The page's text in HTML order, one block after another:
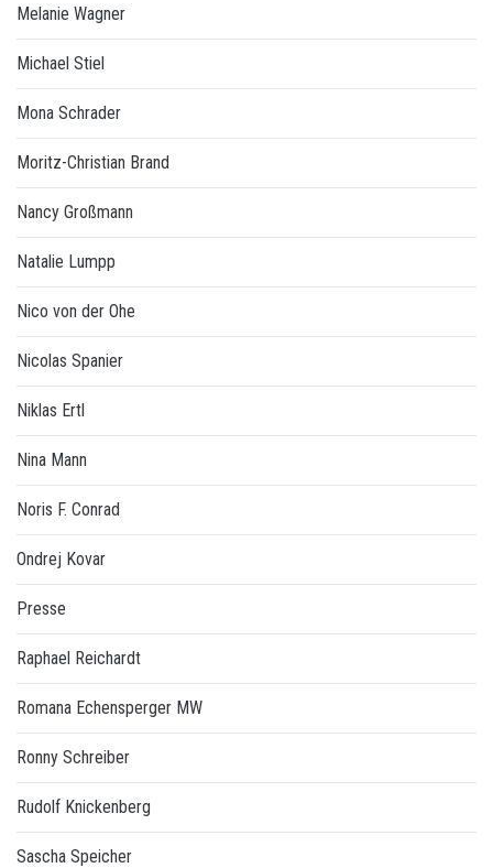
Melanie Wagner
Michael Stiel
Mona Schrader
Moritz-Christian Brand
Nancy Großmann
Natalie Lumpp
Nico von der Ohe
Nicolas Spanier
Niklas Ertl
Nina Mann
Noris F. Conrad
Ondrej Kovar
Presse
Raphael Reichardt
Romana Echensperger MW
Ronny Schreiber
Rudolf Knickenberg
Sascha Speicher